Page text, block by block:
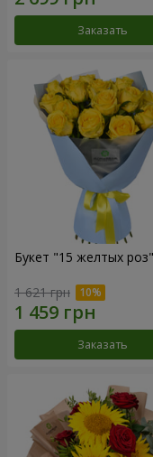
Заказать
Букет "15 желтых роз"
1 621 грн
Заказать